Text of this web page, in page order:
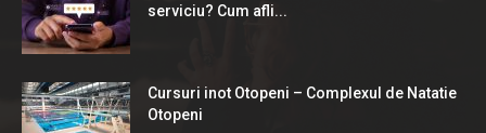
serviciu? Cum afli...
Cursuri inot Otopeni – Complexul de Natatie
Otopeni